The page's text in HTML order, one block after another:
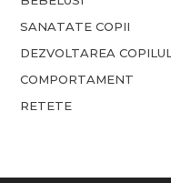
SANATATE COPII
DEZVOLTAREA
COMPORTAMENT
RETETE